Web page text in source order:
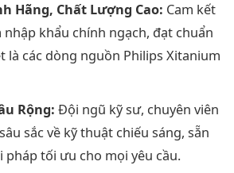
Hãng, Chất Lượng Cao: Cam kết
nhập khẩu chính ngạch, đạt chuẩn
là các dòng nguồn Philips Xitanium
Rộng: Đội ngũ kỹ sư, chuyên viên
sắc về kỹ thuật chiếu sáng, sẵn
pháp tối ưu cho mọi yêu cầu.